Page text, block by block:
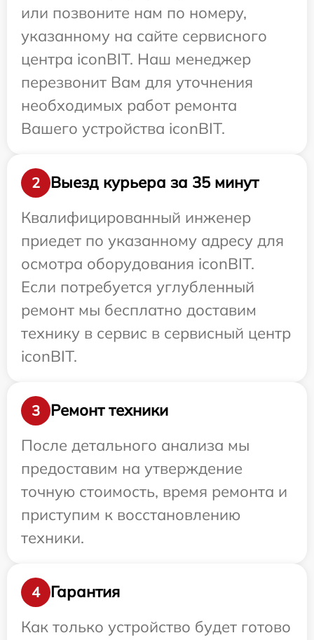
или позвоните нам по номеру,
указанному на сайте сервисного
центра iconBIT. Наш менеджер
перезвонит Вам для уточнения
необходимых работ ремонта
Вашего устройства iconBIT.
2
Выезд курьера за 35 минут
Квалифицированный инженер
приедет по указанному адресу для
осмотра оборудования iconBIT.
Если потребуется углубленный
ремонт мы бесплатно доставим
технику в сервис в сервисный центр
iconBIT.
3
Ремонт техники
После детального анализа мы
предоставим на утверждение
точную стоимость, время ремонта и
приступим к восстановлению
техники.
4
Гарантия
Как только устройство будет готово